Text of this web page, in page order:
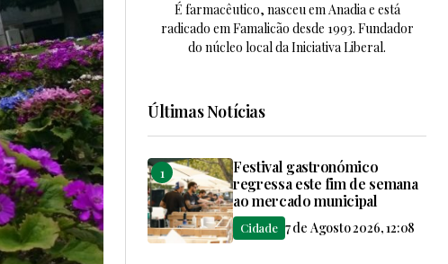
É farmacêutico, nasceu em Anadia e está
radicado em Famalicão desde 1993. Fundador
do núcleo local da Iniciativa Liberal.
Últimas Notícias
Festival gastronómico
regressa este fim de semana
ao mercado municipal
Cidade 7 de Agosto 2026, 12:08